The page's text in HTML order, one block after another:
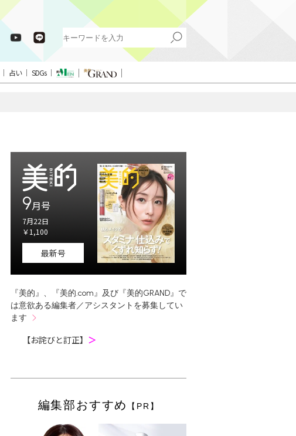
占い SDGs
9月号
7月22日
￥1,100
最新号
『美的』、『美的.com』及び『美的GRAND』で
は意欲ある編集者／アシスタントを募集してい
ます
【お詫びと訂正】 ＞
編集部おすすめ 【PR】